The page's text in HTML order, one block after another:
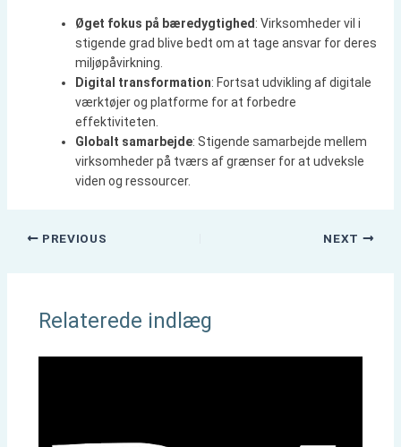
Øget fokus på bæredygtighed : Virksomheder vil i
stigende grad blive bedt om at tage ansvar for deres
miljøpåvirkning.
Digital transformation: Fortsat udvikling af digitale
værktøjer og platforme for at forbedre
effektiviteten.
Globalt samarbejde: Stigende samarbejde mellem
virksomheder på tværs af grænser for at udveksle
viden og ressourcer.
PREVIOUS NEXT
Relaterede indlæg